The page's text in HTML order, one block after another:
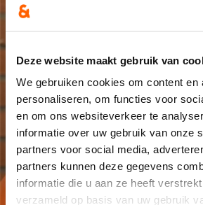
Deze website maakt gebruik van
We gebruiken cookies om content en
personaliseren, om functies voor
en om ons websiteverkeer te
informatie over uw gebruik van onze
partners voor social media,
partners kunnen deze gegevens
informatie die u aan ze heeft
verzameld op basis van uw gebruik